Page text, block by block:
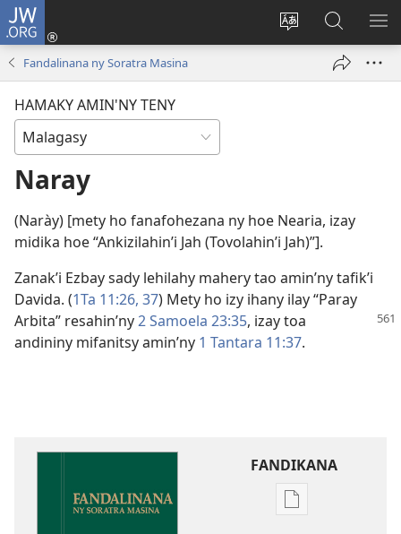
JW.ORG
Hiova
Hiditra
(manokatra
ato
Amin’ny
Fandalinana ny Soratra Masina
HAMAKY AMIN'NY TENY
Naray
(Narày) [mety ho fanafohezana ny hoe Nearia, izay
midika hoe “Ankizilahin’i Jah (Tovolahin’i Jah)”].
Zanak’i Ezbay sady lehilahy mahery tao amin’ny tafik’i
Davida. (1Ta 11:26, 37) Mety ho izy ihany ilay “Paray
Arbita” resahin’ny2 Samoela 23:35, izay toa
andininy mifanitsy amin’ny 1 Tantara 11:37.
FANDIKANA
Fandikana